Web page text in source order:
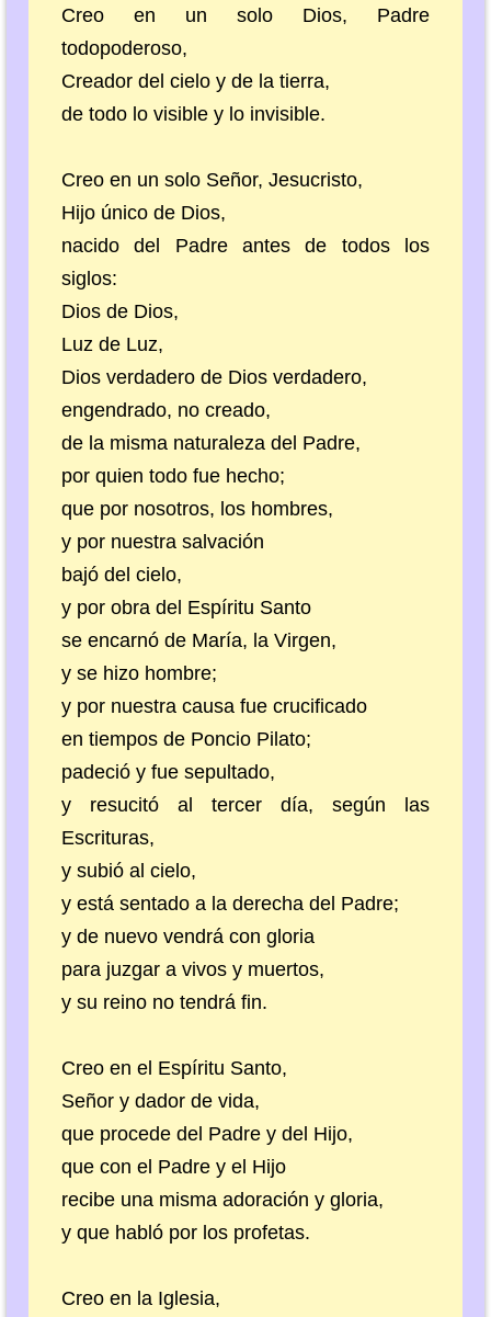
Creo en un solo Dios, Padre
todopoderoso,
Creador del cielo y de la tierra,
de todo lo visible y lo invisible.
Creo en un solo Señor, Jesucristo,
Hijo único de Dios,
nacido del Padre antes de todos los
siglos:
Dios de Dios,
Luz de Luz,
Dios verdadero de Dios verdadero,
engendrado, no creado,
de la misma naturaleza del Padre,
por quien todo fue hecho;
que por nosotros, los hombres,
y por nuestra salvación
bajó del cielo,
y por obra del Espíritu Santo
se encarnó de María, la Virgen,
y se hizo hombre;
y por nuestra causa fue crucificado
en tiempos de Poncio Pilato;
padeció y fue sepultado,
y resucitó al tercer día, según las
Escrituras,
y subió al cielo,
y está sentado a la derecha del Padre;
y de nuevo vendrá con gloria
para juzgar a vivos y muertos,
y su reino no tendrá fin.
Creo en el Espíritu Santo,
Señor y dador de vida,
que procede del Padre y del Hijo,
que con el Padre y el Hijo
recibe una misma adoración y gloria,
y que habló por los profetas.
Creo en la Iglesia,